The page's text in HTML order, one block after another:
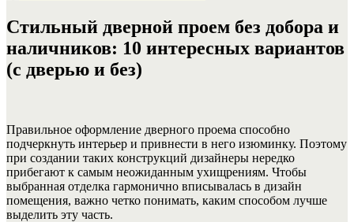
Стильный дверной проем без добора и
наличников: 10 интересных вариантов
(с дверью и без)
Правильное оформление дверного проема способно
подчеркнуть интерьер и привнести в него изюминку. Поэтому
при создании таких конструкций дизайнеры нередко
прибегают к самым неожиданным ухищрениям. Чтобы
выбранная отделка гармонично вписывалась в дизайн
помещения, важно четко понимать, каким способом лучше
выделить эту часть.